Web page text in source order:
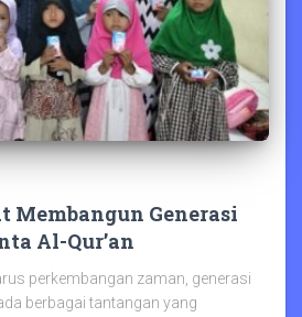
Membangun Generasi
Al-Qur’an
perkembangan zaman, generasi
berbagai tantangan yang